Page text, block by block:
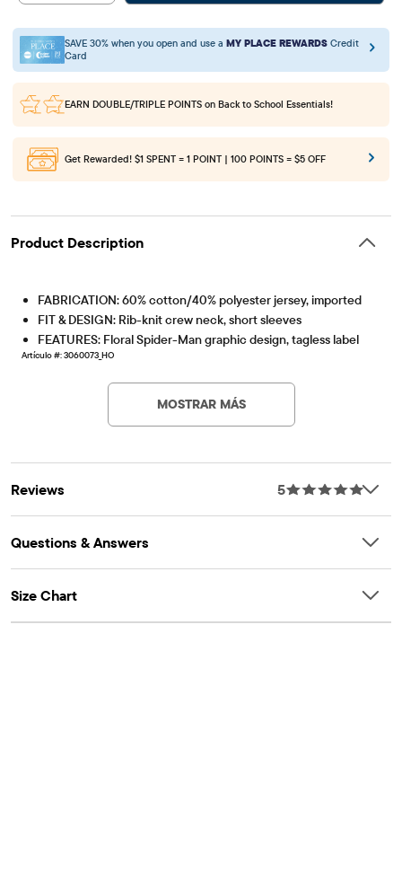
SAVE 30% when you open and use a MY PLACE REWARDS Credit
Card
EARN DOUBLE/TRIPLE POINTS on Back to School Essentials!
Get Rewarded! $1 SPENT = 1 POINT | 100 POINTS = $5 OFF
Product Description
FABRICATION: 60% cotton/40% polyester jersey, imported
FIT & DESIGN: Rib-knit crew neck, short sleeves
FEATURES: Floral Spider-Man graphic design, tagless label
Artículo #: 3060073_HO
MOSTRAR MÁS
Reviews 5
Questions & Answers
Size Chart